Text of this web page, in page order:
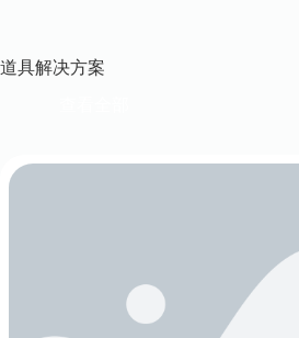
道具解决方案